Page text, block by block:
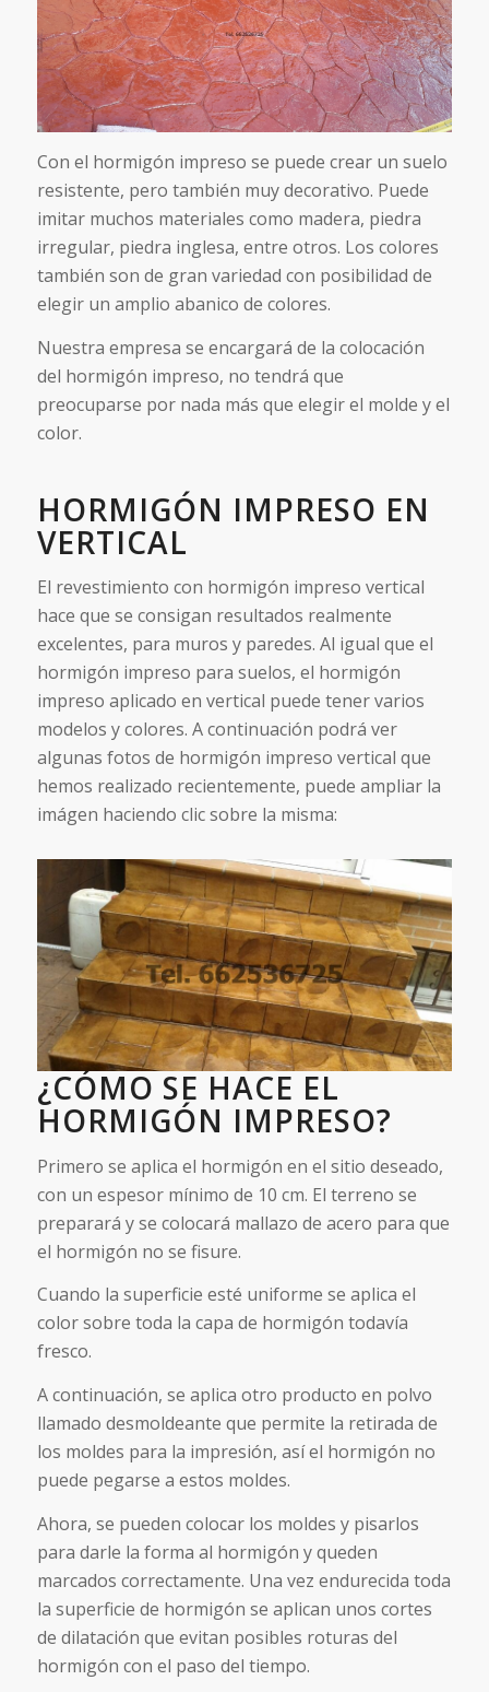
Con el hormigón impreso se puede crear un suelo
resistente, pero también muy decorativo. Puede
imitar muchos materiales como madera, piedra
irregular, piedra inglesa, entre otros. Los colores
también son de gran variedad con posibilidad de
elegir un amplio abanico de colores.
Nuestra empresa se encargará de la colocación
del hormigón impreso, no tendrá que
preocuparse por nada más que elegir el molde y el
color.
HORMIGÓN IMPRESO EN
VERTICAL
El revestimiento con hormigón impreso vertical
hace que se consigan resultados realmente
excelentes, para muros y paredes. Al igual que el
hormigón impreso para suelos, el hormigón
impreso aplicado en vertical puede tener varios
modelos y colores. A continuación podrá ver
algunas fotos de hormigón impreso vertical que
hemos realizado recientemente, puede ampliar la
imágen haciendo clic sobre la misma:
¿CÓMO SE HACE EL
HORMIGÓN IMPRESO?
Primero se aplica el hormigón en el sitio deseado,
con un espesor mínimo de 10 cm. El terreno se
preparará y se colocará mallazo de acero para que
el hormigón no se fisure.
Cuando la superficie esté uniforme se aplica el
color sobre toda la capa de hormigón todavía
fresco.
A continuación, se aplica otro producto en polvo
llamado desmoldeante que permite la retirada de
los moldes para la impresión, así el hormigón no
puede pegarse a estos moldes.
Ahora, se pueden colocar los moldes y pisarlos
para darle la forma al hormigón y queden
marcados correctamente. Una vez endurecida toda
la superficie de hormigón se aplican unos cortes
de dilatación que evitan posibles roturas del
hormigón con el paso del tiempo.